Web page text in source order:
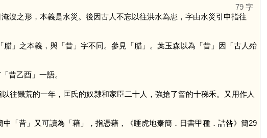
79 字
沒之形，本義是水災。後因古人不忘以往洪水為患，字由水災引申指往
腊」之本義，與「昔」字不同。參見「腊」。葉玉森以為「昔」因「古人殆
昔乙酉」一語。
往饑荒的一年，匡氏的奴隸和家臣二十人，強搶了曶的十稊禾。又用作人
中「昔」又可讀為「藉」，指憑藉，《睡虎地秦簡．日書甲種．詰咎》簡29